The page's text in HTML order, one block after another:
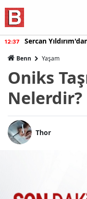
12:37 Sercan
Benn Yaşam
Oniks
Nelerdir?
Thor